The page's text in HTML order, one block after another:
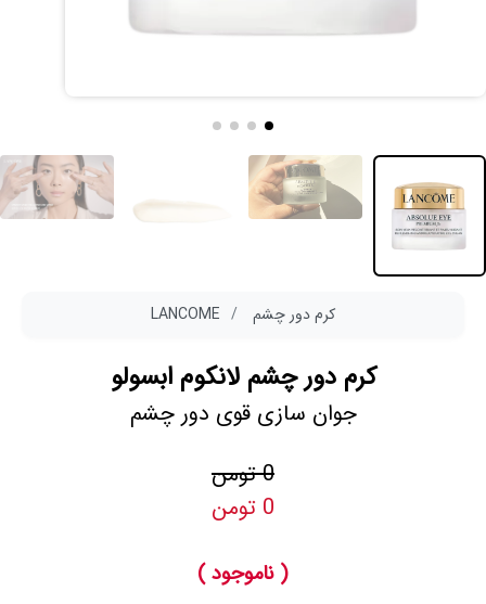
کرم دور چشم LANCOME
کرم دور چشم لانکوم ابسولو
جوان سازی قوی دور چشم
0 تومن
0 تومن
( ناموجود )